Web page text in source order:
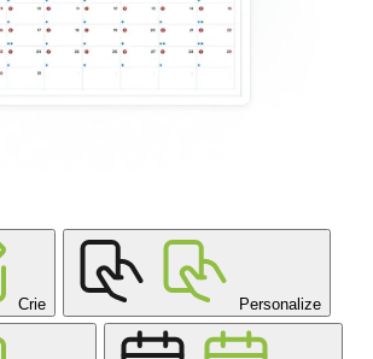
Crie Personalize